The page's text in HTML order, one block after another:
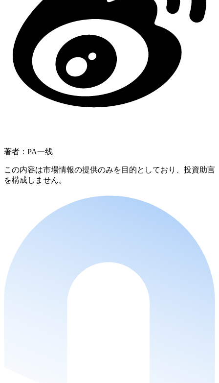
著者：PA一线
この内容は市場情報の提供のみを目的としており、投資助言
を構成しません。